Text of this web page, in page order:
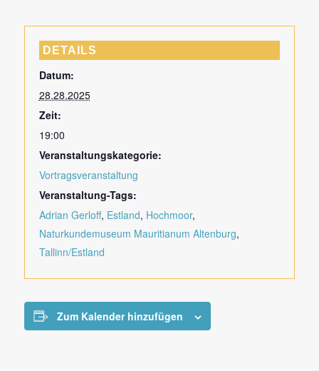
DETAILS
Datum:
28.28.2025
Zeit:
19:00
Veranstaltungskategorie:
Vortragsveranstaltung
Veranstaltung-Tags:
Adrian Gerloff, Estland, Hochmoor,
Naturkundemuseum Mauritianum Altenburg,
Tallinn/Estland
Zum Kalender hinzufügen